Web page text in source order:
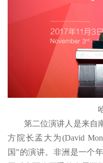
第二位演讲人是来自
方院长孟大为(David
国”的演讲。非洲是一个